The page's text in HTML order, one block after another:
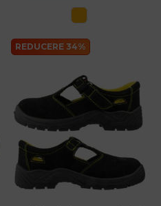
REDUCERE 34%